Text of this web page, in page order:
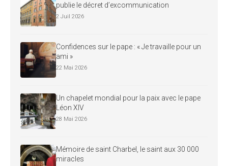
publie le décret d’excommunication
2 Juil 2026
Confidences sur le pape : « Je travaille pour un
ami »
22 Mai 2026
Un chapelet mondial pour la paix avec le pape
Léon XIV
28 Mai 2026
Mémoire de saint Charbel, le saint aux 30 000
miracles